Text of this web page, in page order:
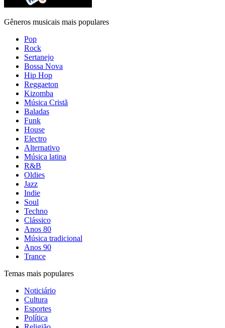
Gêneros musicais mais populares
Pop
Rock
Sertanejo
Bossa Nova
Hip Hop
Reggaeton
Kizomba
Música Cristã
Baladas
Funk
House
Electro
Alternativo
Música latina
R&B
Oldies
Jazz
Indie
Soul
Techno
Clássico
Anos 80
Música tradicional
Anos 90
Trance
Temas mais populares
Noticiário
Cultura
Esportes
Política